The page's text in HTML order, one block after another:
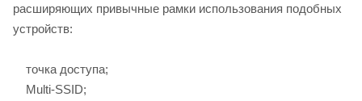
расширяющих привычные рамки использования подобных
устройств:
точка доступа;
Multi-SSID;